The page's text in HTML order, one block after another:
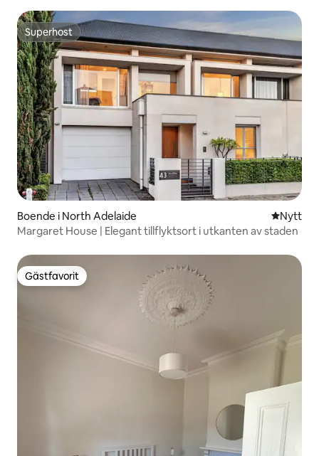
Superhost
Superhost
Boende i North Adelaide NyttNytt
Margaret House | Elegant tillflyktsort i utkanten av staden
Gästfavorit
Gästfavorit